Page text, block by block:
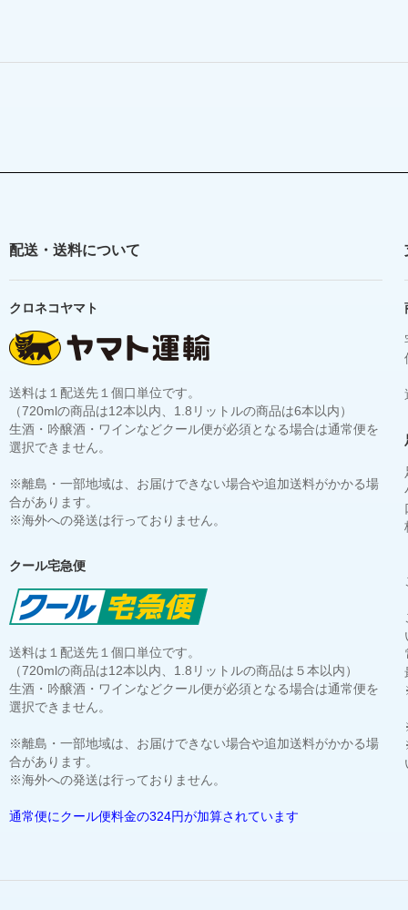
配送・送料について
クロネコヤマト
送料は１配送先１個口単位です。
（720mlの商品は12本以内、1.8リットルの商品は6本以内）
生酒・吟醸酒・ワインなどクール便が必須となる場合は通常便を
選択できません。
※離島・一部地域は、お届けできない場合や追加送料がかかる場
合があります。
※海外への発送は行っておりません。
クール宅急便
送料は１配送先１個口単位です。
（720mlの商品は12本以内、1.8リットルの商品は５本以内）
生酒・吟醸酒・ワインなどクール便が必須となる場合は通常便を
選択できません。
※離島・一部地域は、お届けできない場合や追加送料がかかる場
合があります。
※海外への発送は行っておりません。
通常便にクール便料金の324円が加算されています